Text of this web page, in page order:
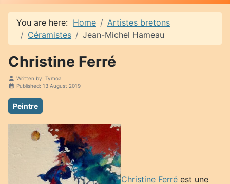
You are here: Home
Artistes bretons
Céramistes
Jean-Michel Hameau
Christine Ferré
Written by: Tymoa
Published: 13 August 2019
Peintre
Christine Ferré est une